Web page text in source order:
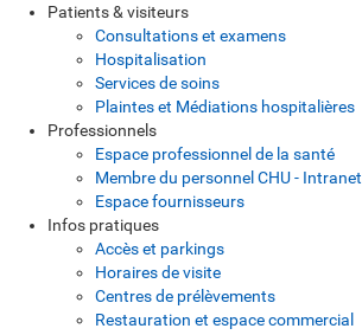
Patients & visiteurs
Consultations et examens
Hospitalisation
Services de soins
Plaintes et Médiations hospitalières
Professionnels
Espace professionnel de la santé
Membre du personnel CHU - Intranet
Espace fournisseurs
Infos pratiques
Accès et parkings
Horaires de visite
Centres de prélèvements
Restauration et espace commercial